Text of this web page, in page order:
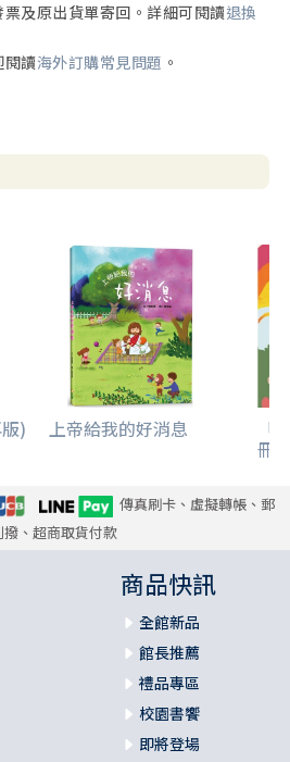
及原出貨單寄回。詳細可閱讀退換
閱讀海外訂購常見問題 。
) 上帝給我的好消息 「
冊
傳真刷卡、虛擬轉帳、郵
撥、超商取貨付款
商品快訊
全館新品
館長推薦
禮品專區
校園書饗
即將登場